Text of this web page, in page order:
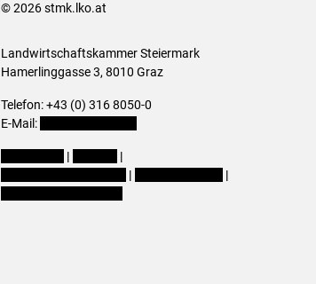
© 2026 stmk.lko.at
Landwirtschaftskammer Steiermark
Hamerlinggasse 3, 8010 Graz
Telefon: +43 (0) 316 8050-0
E-Mail:
|
|
|
|